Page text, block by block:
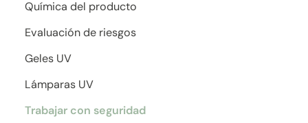
Química del producto
Evaluación de riesgos
Geles UV
Lámparas UV
Trabajar con seguridad